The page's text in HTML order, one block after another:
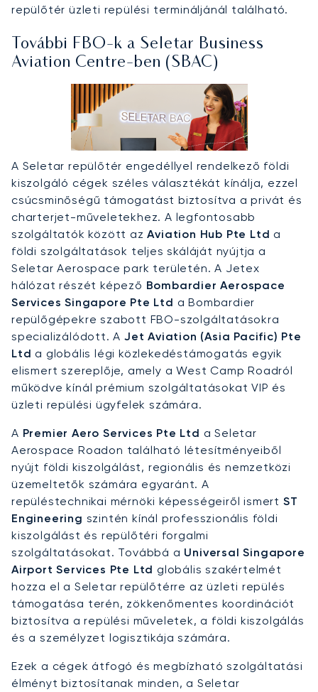
repülőtér üzleti repülési termináljánál található.
További FBO-k a Seletar Business
Aviation Centre-ben (SBAC)
A Seletar repülőtér engedéllyel rendelkező földi
kiszolgáló cégek széles választékát kínálja, ezzel
csúcsminőségű támogatást biztosítva a privát és
charterjet-műveletekhez. A legfontosabb
szolgáltatók között azAviation Hub Pte Ltd a
földi szolgáltatások teljes skáláját nyújtja a
Seletar Aerospace park területén. A Jetex
hálózat részét képező Bombardier Aerospace
Services Singapore Pte Ltd a Bombardier
repülőgépekre szabott FBO-szolgáltatásokra
specializálódott. AJet Aviation (Asia Pacific) Pte
Ltd a globális légi közlekedéstámogatás egyik
elismert szereplője, amely a West Camp Roadról
működve kínál prémium szolgáltatásokat VIP és
üzleti repülési ügyfelek számára.
A Premier Aero Services Pte Ltd a Seletar
Aerospace Roadon található létesítményeiből
nyújt földi kiszolgálást, regionális és nemzetközi
üzemeltetők számára egyaránt. A
repüléstechnikai mérnöki képességeiről ismert ST
Engineering szintén kínál professzionális földi
kiszolgálást és repülőtéri forgalmi
szolgáltatásokat. Továbbá a Universal Singapore
Airport Services Pte Ltd globális szakértelmét
hozza el a Seletar repülőtérre az üzleti repülés
támogatása terén, zökkenőmentes koordinációt
biztosítva a repülési műveletek, a földi kiszolgálás
és a személyzet logisztikája számára.
Ezek a cégek átfogó és megbízható szolgáltatási
élményt biztosítanak minden, a Seletar